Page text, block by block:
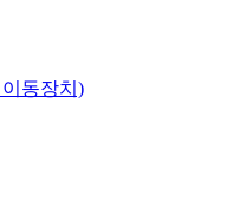
동장치)